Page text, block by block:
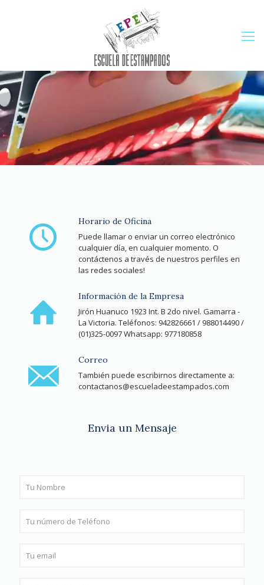
Horario de Oficina
Puede llamar o enviar un correo electrónico
cualquier día, en cualquier momento. O
contáctenos a través de nuestros perfiles en
las redes sociales!
Información de la Empresa
Jirón Huanuco 1923 Int. B 2do nivel. Gamarra -
La Victoria. Teléfonos: 942826661 / 988014490 /
(01)325-0097 Whatsapp: 977180858
Correo
También puede escribirnos directamente a:
contactanos@escueladeestampados.com
Envia un Mensaje